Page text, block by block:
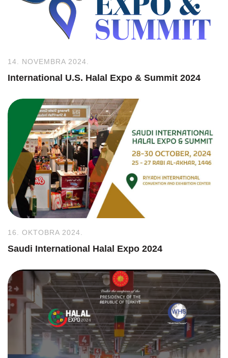
14. NOVEMBRA 2024.
International U.S. Halal Expo & Summit 2024
16. OKTOBRA 2024.
Saudi International Halal Expo 2024